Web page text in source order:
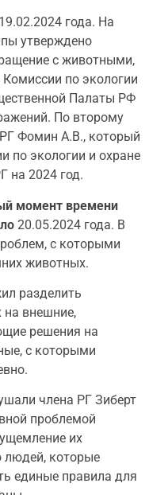
19.02.2024 года. На
утверждено
с животными,
по экологии
Палаты РФ
По второму
Фомин А.В., который
по экологии и охране
на 2024 год.
момент времени
20.05.2024 года. В
с которыми
животных.
разделить
внешние,
решения на
с которыми
члена РГ Зиберт
проблемой
их
людей, которые
единые правила для